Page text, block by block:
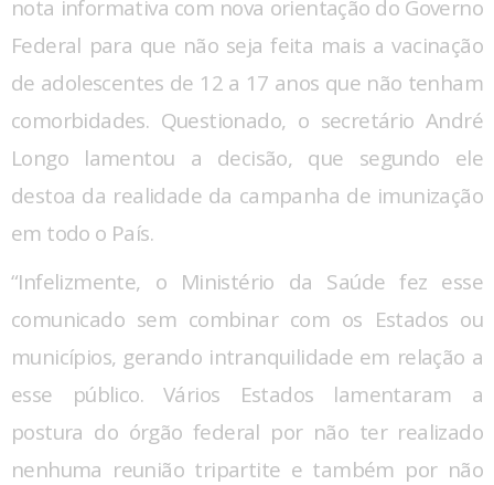
nota informativa com nova orientação do Governo
Federal para que não seja feita mais a vacinação
de adolescentes de 12 a 17 anos que não tenham
comorbidades. Questionado, o secretário André
Longo lamentou a decisão, que segundo ele
destoa da realidade da campanha de imunização
em todo o País.
“Infelizmente, o Ministério da Saúde fez esse
comunicado sem combinar com os Estados ou
municípios, gerando intranquilidade em relação a
esse público. Vários Estados lamentaram a
postura do órgão federal por não ter realizado
nenhuma reunião tripartite e também por não